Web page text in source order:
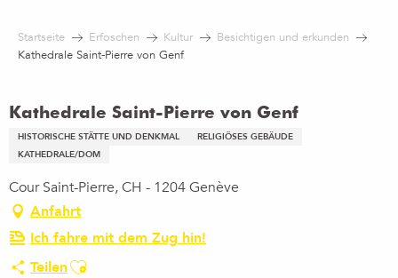
contenu
Startseite Erfoschen Kultur
Besichtigen und erkunden
Kathedrale Saint-Pierre von Genf
Kathedrale Saint-Pierre von Genf
HISTORISCHE STÄTTE UND DENKMAL
RELIGIÖSES GEBÄUDE
KATHEDRALE/DOM
Cour Saint-Pierre, CH - 1204 Genève
Anfahrt
Ich fahre mit dem Zug hin!
TeilenAjouter aux favoris